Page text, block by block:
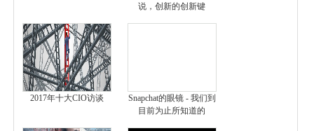
说，创新的创新键
2017年十大CIO访谈
Snapchat的眼镜 - 我们到
目前为止所知道的